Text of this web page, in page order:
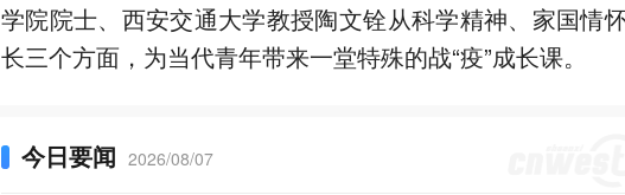
学院院士、西安交通大学教授陶文铨从科学精神、家国情
长三个方面，为当代青年带来一堂特殊的战“疫”成长课。
今日要闻 2026/08/07